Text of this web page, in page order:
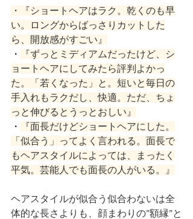
・『ショートヘアはラク。乾くのも早
い。ロングからばっさりカットした
ら、開放感がすごい』
・
『ずっとミディアムだったけど、シ
ョートヘアにしてみたら評判よかっ
た。「若くなった」と。短いと毎日の
手入れもラクだし、快適。ただ、ちょ
っと伸びるとうっとおしい』
・
『面長だけどショートヘアにした。
「似合う」ってよく言われる。面長で
もヘアスタイルによっては、まったく
平気。芸能人でも面長の人がいる。』
ヘアスタイルが似合う似合わないは全
体的な長さよりも、顔まわりの”額縁”と